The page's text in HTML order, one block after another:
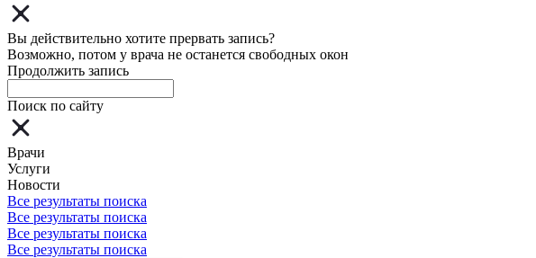
Вы действительно хотите прервать запись?
Возможно, потом у врача не останется свободных окон
Продолжить запись
Поиск по сайту
Врачи
Услуги
Новости
Все результаты поиска
Все результаты поиска
Все результаты поиска
Все результаты поиска